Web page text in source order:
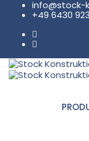
info@stock-
+49 6430